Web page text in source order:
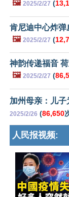
🖼️ 2025/2/27 (
肯尼迪中心炸
🖼️ 2025/2/27 (
神韵传递福音
🖼️ 2025/2/27 (
加州母亲：儿
2025/2/26 (86,650
人民报视频: